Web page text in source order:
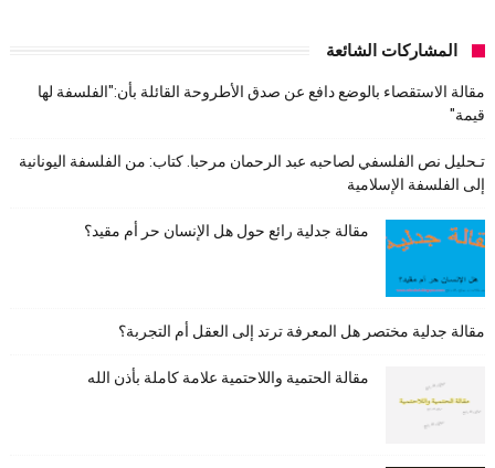
المشاركات الشائعة
مقالة الاستقصاء بالوضع دافع عن صدق الأطروحة القائلة بأن:"الفلسفة لها
قيمة"
تـحليل نص الفلسفي لصاحبه عبد الرحمان مرحبا. كتاب: من الفلسفة اليونانية
إلى الفلسفة الإسلامية
مقالة جدلية رائع حول هل الإنسان حر أم مقيد؟
مقالة جدلية مختصر هل المعرفة ترتد إلى العقل أم التجربة؟
مقالة الحتمية واللاحتمية علامة كاملة بأذن الله